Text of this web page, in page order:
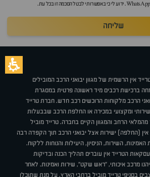
שליחה
אין הרשמית של מגוון יבואני הרכב המובילים
ברכישת רכבים מיד ראשונה פרטית במסגרת
הרכב מלקוחות הרוכשים רכב חדש. חברת טרייד
שירותי ומקצועי במכירה או החלפת הרכב שבבעלות
הרחב והמגוון הקיים בחברה. טרייד מוביל
(החלפה) ישירות אצל יבואני הרכב תוך הקפדה רבה
האמינות, השירות, הניסיון, היעילות והנוחות ללקוח.
הטרייד אין עוברים תהליך הכנה ובדיקות
מרכב איכותי, "ראש שקט", שירות ואמינות. לאחר
בסניפי טרייד מוביל ברחבי הארץ, על מנת שתוכלו